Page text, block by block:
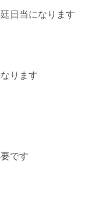
当になります
ります
です